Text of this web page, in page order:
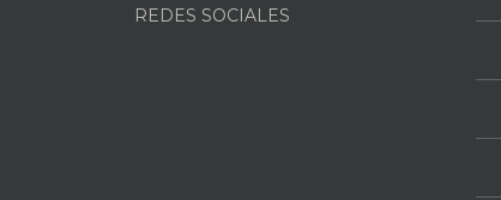
REDES SOCIALES